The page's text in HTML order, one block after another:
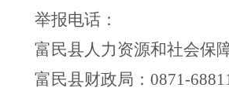
举报电话：
富民县人力资源和社会保
富民县财政局： 0871-